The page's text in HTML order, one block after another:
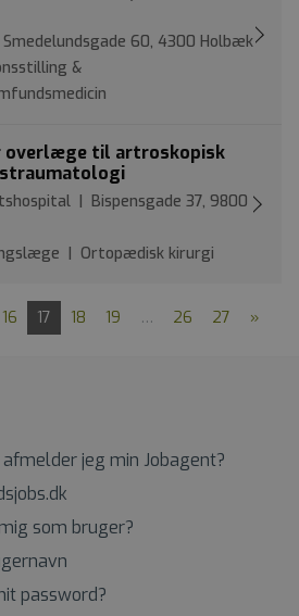
60, 4300 Holbæk
&
overlæge til artroskopisk
| Bispensgade 37, 9800
| Ortopædisk kirurgi
16 17 18 19 … 26 27 »
jeg min Jobagent?
som bruger?
password?